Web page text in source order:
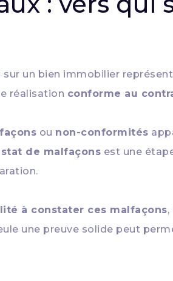
sur un bien immobilier
réalisation conforme au
ou non-conformités
de malfaçons est une
à constater ces malfaçons
une preuve solide peut